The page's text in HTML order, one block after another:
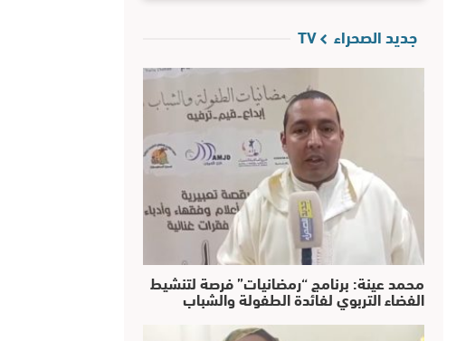
جديد الصحراء TV
محمد عينة: برنامج “رمضانيات” فرصة لتنشيط
الفضاء التربوي لفائدة الطفولة والشباب